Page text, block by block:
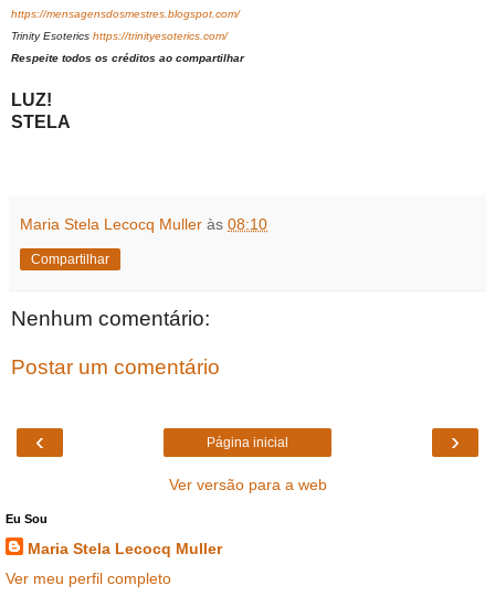
https://mensagensdosmestres.blogspot.com/
Trinity Esoterics https://trinityesoterics.com/
Respeite todos os créditos ao compartilhar
LUZ!
STELA
Maria Stela Lecocq Muller às 08:10
Compartilhar
Nenhum comentário:
Postar um comentário
‹ ›
Página inicial
Ver versão para a web
Eu Sou
Maria Stela Lecocq Muller
Ver meu perfil completo